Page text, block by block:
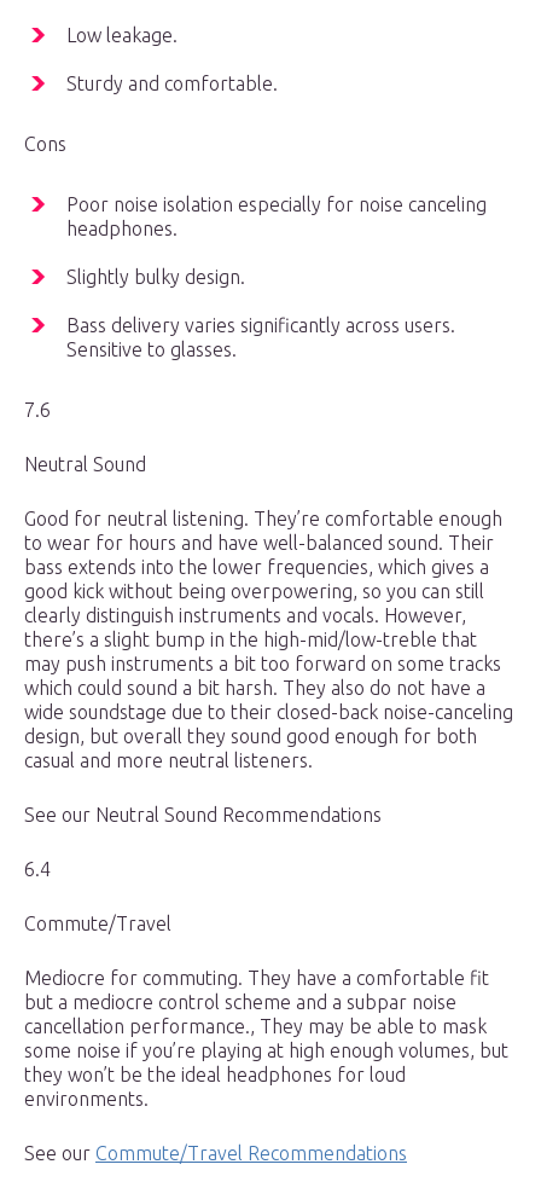
Low leakage.
Sturdy and comfortable.
Cons
Poor noise isolation especially for noise canceling
headphones.
Slightly bulky design.
Bass delivery varies significantly across users.
Sensitive to glasses.
7.6
Neutral Sound
Good for neutral listening. They’re comfortable enough
to wear for hours and have well-balanced sound. Their
bass extends into the lower frequencies, which gives a
good kick without being overpowering, so you can still
clearly distinguish instruments and vocals. However,
there’s a slight bump in the high-mid/low-treble that
may push instruments a bit too forward on some tracks
which could sound a bit harsh. They also do not have a
wide soundstage due to their closed-back noise-canceling
design, but overall they sound good enough for both
casual and more neutral listeners.
See our Neutral Sound Recommendations
6.4
Commute/Travel
Mediocre for commuting. They have a comfortable fit
but a mediocre control scheme and a subpar noise
cancellation performance., They may be able to mask
some noise if you’re playing at high enough volumes, but
they won’t be the ideal headphones for loud
environments.
See our Commute/Travel Recommendations